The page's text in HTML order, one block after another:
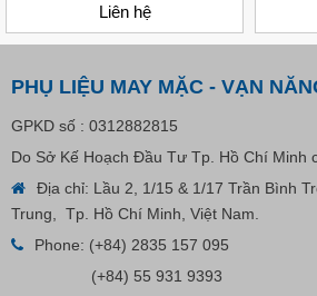
Bút Đánh Dấu Màu Trắng – ADGER CHAKO ACE
Liên hệ
PHỤ LIỆU MAY MẶC - VẠN
GPKD số : 0312882815
Do Sở Kế Hoạch Đầu Tư Tp. Hồ Chí Minh
Địa chỉ: Lầu 2, 1/15 & 1/17 Trần Bình
Trung, Tp. Hồ Chí Minh, Việt Nam.
Phone: (+84) 2835 157 095
(+84) 55 931 9393